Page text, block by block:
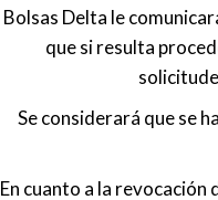
Bolsas Delta le
que si resulta
Se considerará que se
En cuanto a la